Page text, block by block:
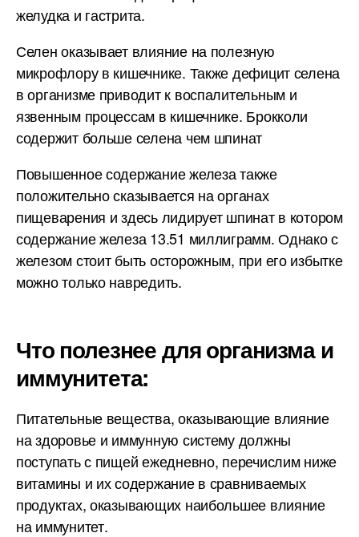
желудка и гастрита.
Селен оказывает влияние на полезную
микрофлору в кишечнике. Также дефицит селена
в организме приводит к воспалительным и
язвенным процессам в кишечнике. Брокколи
содержит больше селена чем шпинат
Повышенное содержание железа также
положительно сказывается на органах
пищеварения и здесь лидирует шпинат в котором
содержание железа 13.51 миллиграмм. Однако с
железом стоит быть осторожным, при его избытке
можно только навредить.
Что полезнее для организма и
иммунитета:
Питательные вещества, оказывающие влияние
на здоровье и иммунную систему должны
поступать с пищей ежедневно, перечислим ниже
витамины и их содержание в сравниваемых
продуктах, оказывающих наибольшее влияние
на иммунитет.